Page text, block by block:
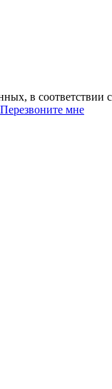
в
Перезвоните мне